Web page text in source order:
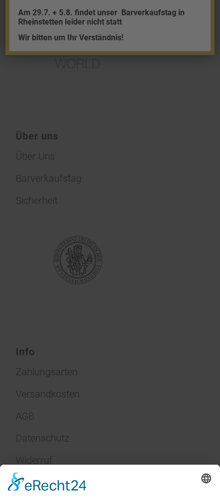
Über uns
Über Uns
Barverkaufstag
Sicherheit
Info
Zahlungsarten
Versandkosten
AGB
Datenschutz
Widerruf
Impressum
Am 29.7. + 5.8. findet unser Barverkaufstag in
Rheinstetten leider nicht statt
Wir bitten um Ihr Verständnis!